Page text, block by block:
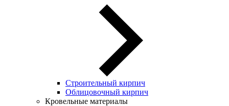
Строительный кирпич
Облицовочный кирпич
Кровельные материалы